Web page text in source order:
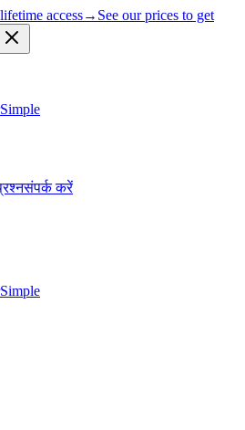
access→ See our prices to get
Simple
संपर्क करें
Simple